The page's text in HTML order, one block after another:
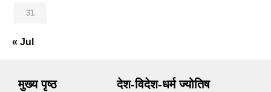
31
« Jul
मुख्य पृष्ठ देश-विदेश-धर्म ज्योतिष